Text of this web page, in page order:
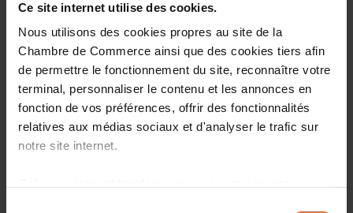
Ce site internet utilise des cookies.
Nous utilisons des cookies propres au site de la
Chambre de Commerce ainsi que des cookies tiers afin
de permettre le fonctionnement du site, reconnaître votre
terminal, personnaliser le contenu et les annonces en
fonction de vos préférences, offrir des fonctionnalités
relatives aux médias sociaux et d'analyser le trafic sur
notre site internet.
(Units)
Unemployment rate 5.950 6.875
Estimates
Source: IMF Statistics - Lithuania